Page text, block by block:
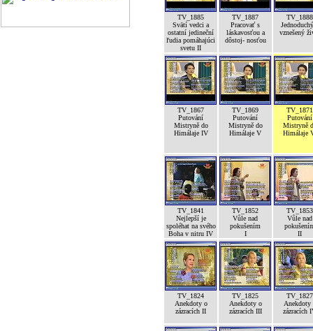
TV_1885
Svätí vedci a
ostatní jedineční
ľudia pomáhajúci
svetu II
TV_1887
Pracovať s
láskavosťou a
dôstoj- nosťou
TV_1888
vznešený
TV_1867
Putování
Mistryně do
Himálaje IV
TV_1869
Putování
Mistryně do
Himálaje V
TV_1871
Putování
Mistryně
Himálaje
TV_1841
Nejlepší je
spoléhat na svého
Boha v nitru IV
TV_1852
Vůle nad
pokušením
I
TV_1853
Vůle nad
II
TV_1824
Anekdoty o
zázracích II
TV_1825
Anekdoty o
zázracích III
TV_1827
Anekdoty
zázracích